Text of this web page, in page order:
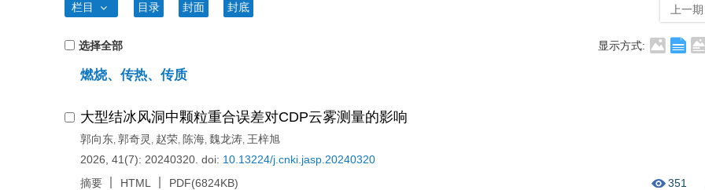
栏目 目录 封面 封底 上一期
选择全部 显示方式:
燃烧、传热、传质
大型结冰风洞中颗粒重合误差对CDP云雾测量的影响
郭向东, 郭奇灵 , 赵荣, 陈海, 魏龙涛, 王梓旭
2026, 41(7): 20240320. doi: 10.13224/j.cnki.jasp.20240320
摘要
HTML PDF(6824KB) 351